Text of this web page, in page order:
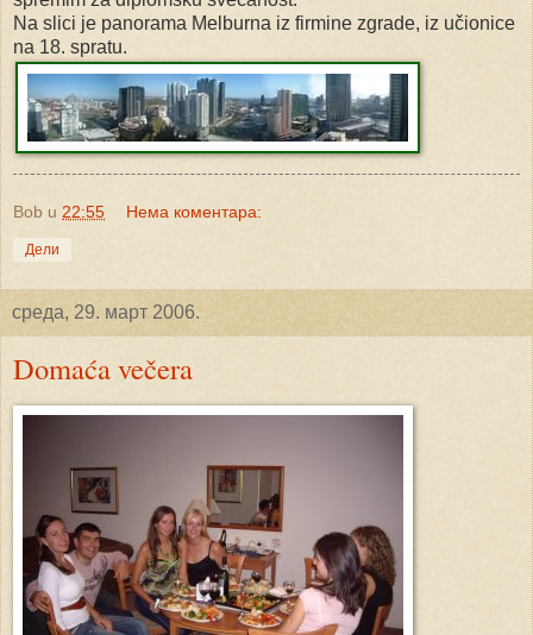
Na slici je panorama Melburna iz firmine zgrade, iz učionice
na 18. spratu.
Bob u 22:55 Нема коментара:
Дели
среда, 29. март 2006.
Domaća večera